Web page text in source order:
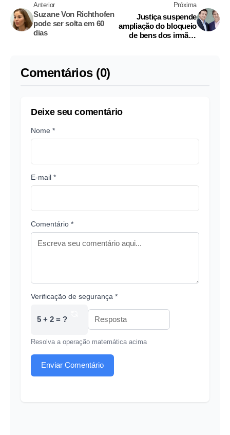
Anterior
Suzane Von Richthofen
pode ser solta em 60
dias
Próxima
Justiça suspende
ampliação do bloqueio
de bens dos irmãos
Comentários (0)
Deixe seu comentário
Nome *
E-mail *
Comentário *
Verificação de segurança *
5 + 2 = ?
Resolva a operação matemática acima
Enviar Comentário